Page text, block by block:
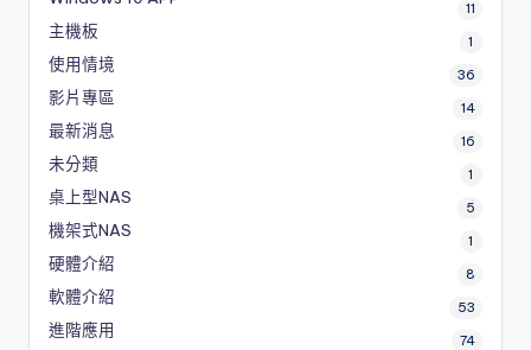
11
主機板 1
使用情境 36
影片專區 14
最新消息 16
未分類 1
桌上型NAS 5
機架式NAS 1
硬體介紹 8
軟體介紹 53
進階應用 74